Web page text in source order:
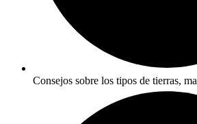
Consejos sobre los tipos de tierras,